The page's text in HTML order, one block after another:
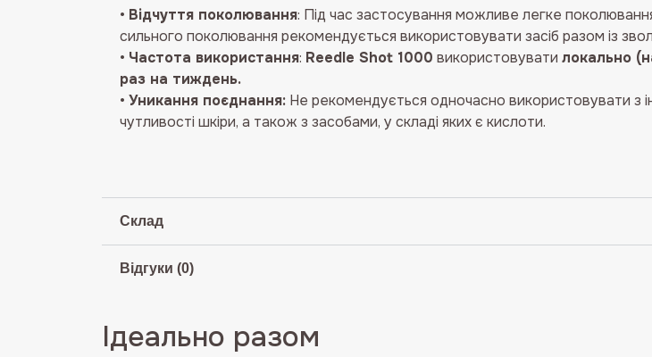
• Відчуття поколювання: Під час застосування можливе легке
сильного поколювання рекомендується використовувати засіб разом із
• Частота використання: Reedle Shot 1000 використовувати локально
раз на тиждень.
• Уникання поєднання: Не рекомендується одночасно використовувати з
чутливості шкіри, а також з засобами, у складі яких є кислоти.
Склад
Відгуки (0)
Ідеально разом